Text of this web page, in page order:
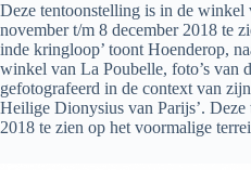
Deze tentoonstelling is in de winkel
november t/m 8 december 2018 te
inde kringloop’ toont Hoenderop,
winkel van La Poubelle, foto’s van
gefotografeerd in de context van
Heilige Dionysius van Parijs’.
2018 te zien op het voormalige